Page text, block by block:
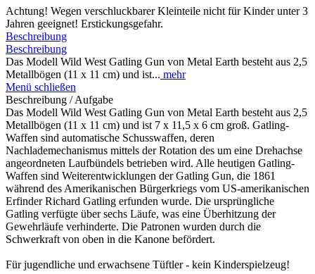
Achtung! Wegen verschluckbarer Kleinteile nicht für Kinder unter 3
Jahren geeignet! Erstickungsgefahr.
Beschreibung
Beschreibung
Das Modell Wild West Gatling Gun von Metal Earth besteht aus 2,5
Metallbögen (11 x 11 cm) und ist... mehr
Menü schließen
Beschreibung / Aufgabe
Das Modell Wild West Gatling Gun von Metal Earth besteht aus 2,5
Metallbögen (11 x 11 cm) und ist 7 x 11,5 x 6 cm groß. Gatling-
Waffen sind automatische Schusswaffen, deren
Nachlademechanismus mittels der Rotation des um eine Drehachse
angeordneten Laufbündels betrieben wird. Alle heutigen Gatling-
Waffen sind Weiterentwicklungen der Gatling Gun, die 1861
während des Amerikanischen Bürgerkriegs vom US-amerikanischen
Erfinder Richard Gatling erfunden wurde. Die ursprüngliche
Gatling verfügte über sechs Läufe, was eine Überhitzung der
Gewehrläufe verhinderte. Die Patronen wurden durch die
Schwerkraft von oben in die Kanone befördert.
Für jugendliche und erwachsene Tüftler - kein Kinderspielzeug!